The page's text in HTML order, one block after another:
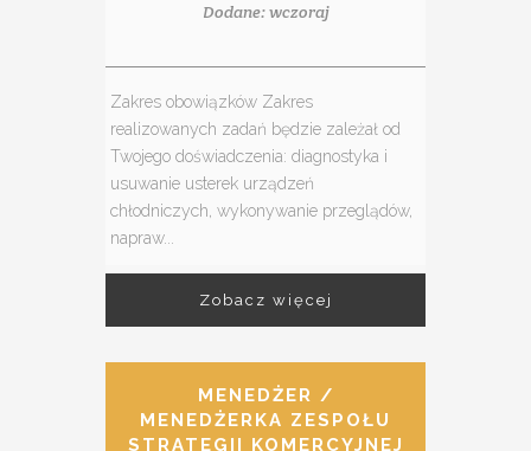
Dodane: wczoraj
Zakres obowiązków Zakres
realizowanych zadań będzie zależał od
Twojego doświadczenia: diagnostyka i
usuwanie usterek urządzeń
chłodniczych, wykonywanie przeglądów,
napraw...
Zobacz więcej
MENEDŻER /
MENEDŻERKA ZESPOŁU
STRATEGII KOMERCYJNEJ